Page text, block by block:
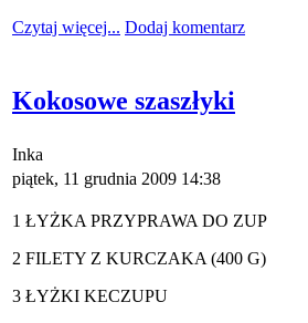
Czytaj więcej... Dodaj komentarz
Kokosowe szaszłyki
Inka
piątek, 11 grudnia 2009 14:38
1 ŁYŻKA PRZYPRAWA DO ZUP
2 FILETY Z KURCZAKA (400 G)
3 ŁYŻKI KECZUPU